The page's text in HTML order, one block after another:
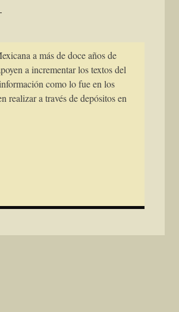
a más de doce años de
a incrementar los textos del
como lo fue en los
realizar a través de depósitos en